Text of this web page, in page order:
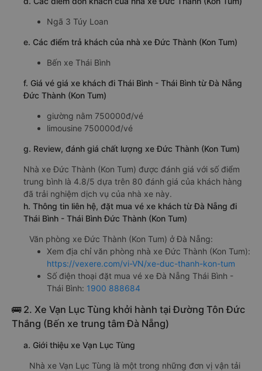
Ngã 3 Túy Loan
e. Các điểm trả khách của nhà xe Đức Thành (Kon Tum)
Bến xe Thái Bình
f. Giá vé giá xe khách đi Thái Bình - Thái Bình từ Đà Nẵng
Đức Thành (Kon Tum)
giường nằm 750000đ/vé
limousine 750000đ/vé
g. Review, đánh giá chất lượng xe Đức Thành (Kon Tum)
Nhà xe Đức Thành (Kon Tum) được đánh giá với số điểm
trung bình là 4.8/5 dựa trên 80 đánh giá của khách hàng
đã trải nghiệm dịch vụ của nhà xe này.
h. Thông tin liên hệ, đặt mua vé xe khách từ Đà Nẵng đi
Thái Bình - Thái Bình Đức Thành (Kon Tum)
Văn phòng xe Đức Thành (Kon Tum) ở Đà Nẵng:
Xem địa chỉ văn phòng nhà xe Đức Thành (Kon Tum):
https://vexere.com/vi-VN/xe-duc-thanh-kon-tum
Số điện thoại đặt mua vé xe Đà Nẵng Thái Bình -
Thái Bình: 1900 888684
🚌 2. Xe Vạn Lục Tùng khởi hành tại Đường Tôn Đức
Thắng (Bến xe trung tâm Đà Nẵng)
a. Giới thiệu xe Vạn Lục Tùng
Nhà xe Vạn Lục Tùng là một trong những đơn vị vận tải